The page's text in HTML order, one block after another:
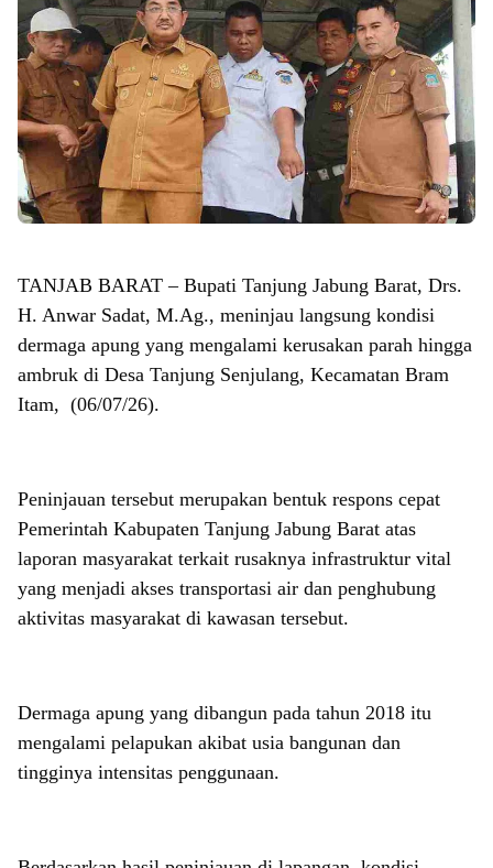
TANJAB BARAT – Bupati Tanjung Jabung Barat, Drs.
H. Anwar Sadat, M.Ag., meninjau langsung kondisi
dermaga apung yang mengalami kerusakan parah hingga
ambruk di Desa Tanjung Senjulang, Kecamatan Bram
Itam, (06/07/26).
Peninjauan tersebut merupakan bentuk respons cepat
Pemerintah Kabupaten Tanjung Jabung Barat atas
laporan masyarakat terkait rusaknya infrastruktur vital
yang menjadi akses transportasi air dan penghubung
aktivitas masyarakat di kawasan tersebut.
Dermaga apung yang dibangun pada tahun 2018 itu
mengalami pelapukan akibat usia bangunan dan
tingginya intensitas penggunaan.